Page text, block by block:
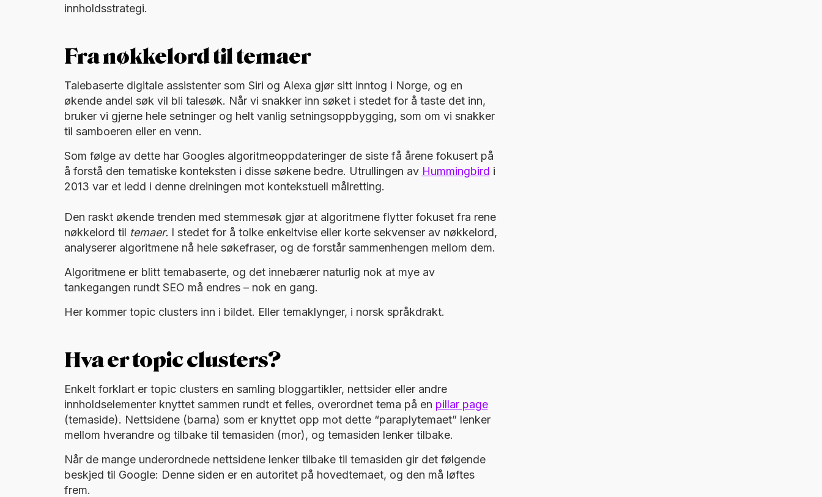
innholdsstrategi.
Fra nøkkelord til temaer
Talebaserte digitale assistenter som Siri og Alexa gjør sitt inntog i Norge, og en
økende andel søk vil bli talesøk. Når vi snakker inn søket i stedet for å taste det inn,
bruker vi gjerne hele setninger og helt vanlig setningsoppbygging, som om vi snakker
til samboeren eller en venn.
Som følge av dette har Googles algoritmeoppdateringer de siste få årene fokusert på
å forstå den tematiske konteksten i disse søkene bedre. Utrullingen av Hummingbird i
2013 var et ledd i denne dreiningen mot kontekstuell målretting.
Den raskt økende trenden med stemmesøk gjør at algoritmene flytter fokuset fra rene
nøkkelord til temaer. I stedet for å tolke enkeltvise eller korte sekvenser av nøkkelord,
analyserer algoritmene nå hele søkefraser, og de forstår sammenhengen mellom dem.
Algoritmene er blitt temabaserte, og det innebærer naturlig nok at mye av
tankegangen rundt SEO må endres – nok en gang.
Her kommer topic clusters inn i bildet. Eller temaklynger, i norsk språkdrakt.
Hva er topic clusters?
Enkelt forklart er topic clusters en samling bloggartikler, nettsider eller andre
innholdselementer knyttet sammen rundt et felles, overordnet tema på en pillar page
(temaside). Nettsidene (barna) som er knyttet opp mot dette “paraplytemaet” lenker
mellom hverandre og tilbake til temasiden (mor), og temasiden lenker tilbake.
Når de mange underordnede nettsidene lenker tilbake til temasiden gir det følgende
beskjed til Google: Denne siden er en autoritet på hovedtemaet, og den må løftes
frem.